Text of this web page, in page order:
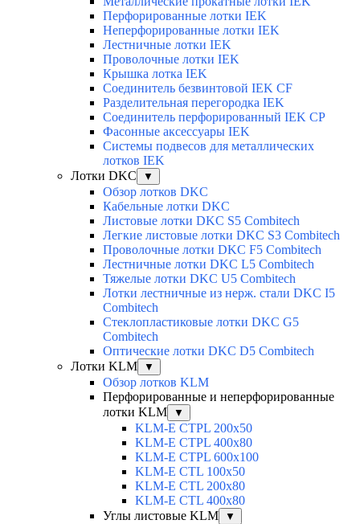
Перфорированные лотки IEK
Неперфорированные лотки IEK
Лестничные лотки IEK
Проволочные лотки IEK
Крышка лотка IEK
Соединитель безвинтовой IEK CF
Разделительная перегородка IEK
Соединитель перфорированный IEK CP
Фасонные аксессуары IEK
Системы подвесов для металлических
лотков IEK
Лотки DKC
▼
Обзор лотков DKC
Кабельные лотки DKC
Листовые лотки DKC S5 Combitech
Легкие листовые лотки DKC S3 Combitech
Проволочные лотки DKC F5 Combitech
Лестничные лотки DKC L5 Combitech
Тяжелые лотки DKC U5 Combitech
Лотки лестничные из нерж. стали DKC I5
Combitech
Стеклопластиковые лотки DKC G5
Combitech
Оптические лотки DKC D5 Combitech
Лотки KLM
▼
Обзор лотков KLM
Перфорированные и неперфорированные
лотки KLM
▼
KLM-E CTPL 200x50
KLM-E CTPL 400x80
KLM-E CTPL 600x100
KLM-E CTL 100x50
KLM-E CTL 200x80
KLM-E CTL 400x80
Углы листовые KLM
▼